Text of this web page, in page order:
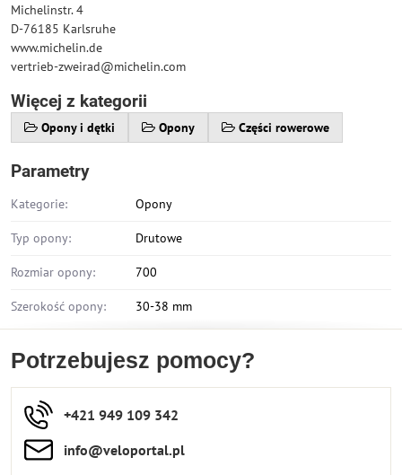
Michelinstr. 4
D-76185 Karlsruhe
www.michelin.de
vertrieb-zweirad@michelin.com
Więcej z kategorii
Opony i dętki Opony Części rowerowe
Parametry
Kategorie: Opony
Typ opony: Drutowe
Rozmiar opony: 700
Szerokość opony: 30-38 mm
Potrzebujesz pomocy?
+421 949 109 342
info​​@veloportal​.pl